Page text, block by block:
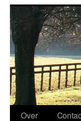
Spring
Over